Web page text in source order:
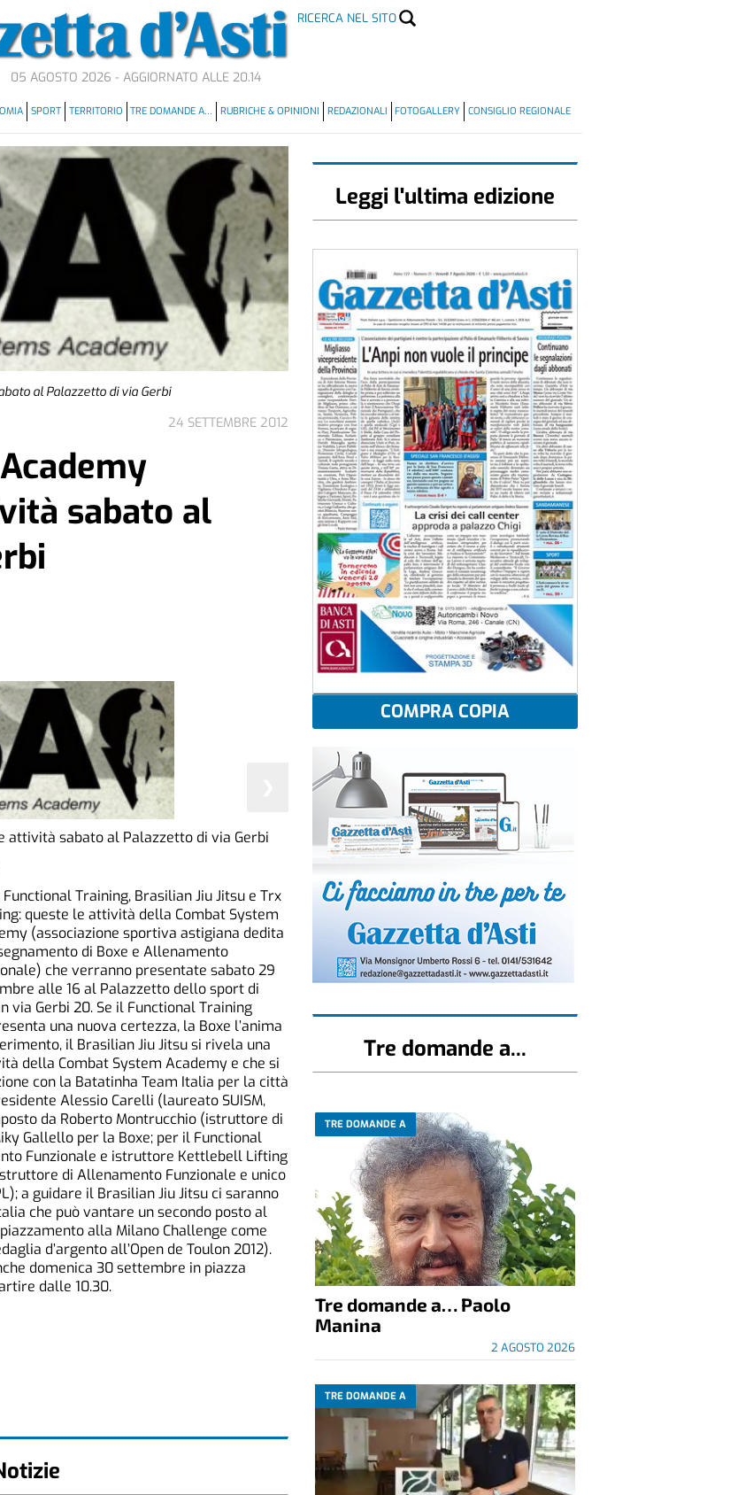
RICERCA NEL SITO
05 AGOSTO 2026 - AGGIORNATO ALLE 20.14
SPORT TERRITORIO TRE DOMANDE A… RUBRICHE & OPINIONI REDAZIONALI FOTOGALLERY CONSIGLIO REGIONALE
al Palazzetto di via Gerbi
24 SETTEMBRE 2012
sabato al
attività sabato al Palazzetto di via Gerbi
Functional Training, Brasilian Jiu Jitsu e Trx
queste le attività della Combat System
(associazione sportiva astigiana dedita
di Boxe e Allenamento
che verranno presentate sabato 29
alle 16 al Palazzetto dello sport di
via Gerbi 20. Se il Functional Training
una nuova certezza, la Boxe l’anima
il Brasilian Jiu Jitsu si rivela una
della Combat System Academy e che si
con la Batatinha Team Italia per la città
Alessio Carelli (laureato SUISM,
da Roberto Montrucchio (istruttore di
Gallello per la Boxe; per il Functional
Funzionale e istruttore Kettlebell Lifting
di Allenamento Funzionale e unico
a guidare il Brasilian Jiu Jitsu ci saranno
che può vantare un secondo posto al
alla Milano Challenge come
d’argento all’Open de Toulon 2012).
domenica 30 settembre in piazza
dalle 10.30.
Leggi l'ultima edizione
COMPRA COPIA
Tre domande a...
TRE DOMANDE A
Tre domande a… Paolo
Manina
2 AGOSTO 2026
TRE DOMANDE A